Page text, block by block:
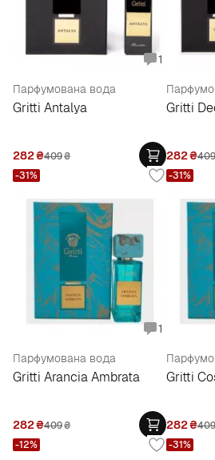
1
Парфумована вода
Gritti Antalya
282₴409₴
Gritti
282₴409
1
Парфумована вода
Gritti Arancia Ambrata
282₴409₴
-31%
Gritti
282₴409
-31%
-12% -31%